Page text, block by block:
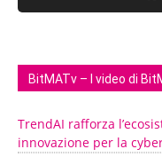
BitMATv – I video di
TrendAI rafforza
innovazione per la